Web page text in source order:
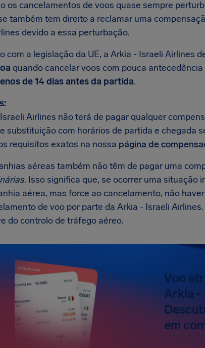
os cancelamentos de voos quase sempre
também tem direito a reclamar uma
devido a essa perturbação.
com a legislação da UE, a Arkia - Israeli Airlines
quando cancelar voos com pouca
de 14 dias antes da partida.
Airlines não terá de pagar qualquer
substituição com horários de partida e chegada
requisitos exatos na nossa página de
aéreas também não têm de pagar uma
. Isso significa que, se ocorrer uma situação
aérea, mas force ao cancelamento, não
de voo por parte da Arkia - Israeli
do controlo de tráfego aéreo.
Voo
Arkia -
em